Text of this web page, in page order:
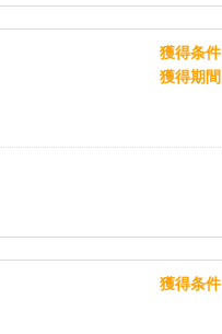
獲得条件
獲得期間
獲得条件